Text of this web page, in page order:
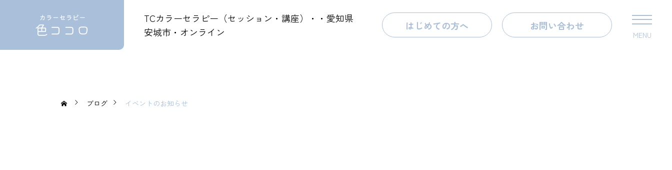
TCカラーセラピー（セッション・講座）・・愛知県
安城市・オンライン
はじめての方へ お問い合わせ
MENU
ブログ イベントのお知らせ